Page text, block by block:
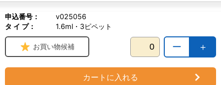
申込番号：
v025056
タ イ プ：
1.6ml・3ピペット
＋
ー
お買い物候補
カートに入れる